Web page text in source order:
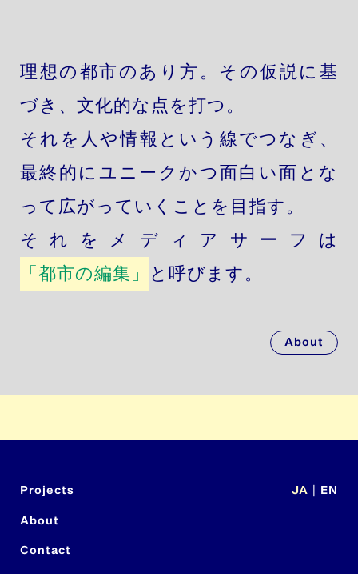
理想の都市のあり方。その仮説に基
づき、文化的な点を打つ。
それを人や情報という線でつなぎ、
最終的にユニークかつ面白い面とな
って広がっていくことを目指す。
それをメディアサーフは
「都市の編集」 と呼びます。
About
Projects
About
Contact
JA | EN